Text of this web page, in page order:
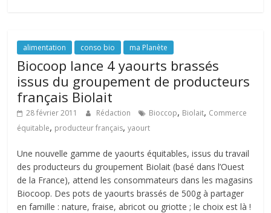
alimentation conso bio ma Planète
Biocoop lance 4 yaourts brassés
issus du groupement de producteurs
français Biolait
28 février 2011 Rédaction Bioccop, Biolait, Commerce
équitable, producteur français,yaourt
Une nouvelle gamme de yaourts équitables, issus du travail
des producteurs du groupement Biolait (basé dans l’Ouest
de la France), attend les consommateurs dans les magasins
Biocoop. Des pots de yaourts brassés de 500g à partager
en famille : nature, fraise, abricot ou griotte ; le choix est là !